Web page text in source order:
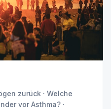
zurück · Welche
vor Asthma? ·